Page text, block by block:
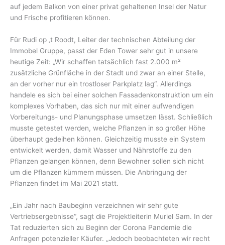
auf jedem Balkon von einer privat gehaltenen Insel der Natur
und Frische profitieren können.
Für Rudi op ‚t Roodt, Leiter der technischen Abteilung der
Immobel Gruppe, passt der Eden Tower sehr gut in unsere
heutige Zeit: „Wir schaffen tatsächlich fast 2.000 m²
zusätzliche Grünfläche in der Stadt und zwar an einer Stelle,
an der vorher nur ein trostloser Parkplatz lag“. Allerdings
handele es sich bei einer solchen Fassadenkonstruktion um ein
komplexes Vorhaben, das sich nur mit einer aufwendigen
Vorbereitungs- und Planungsphase umsetzen lässt. Schließlich
musste getestet werden, welche Pflanzen in so großer Höhe
überhaupt gedeihen können. Gleichzeitig musste ein System
entwickelt werden, damit Wasser und Nährstoffe zu den
Pflanzen gelangen können, denn Bewohner sollen sich nicht
um die Pflanzen kümmern müssen. Die Anbringung der
Pflanzen findet im Mai 2021 statt.
„Ein Jahr nach Baubeginn verzeichnen wir sehr gute
Vertriebsergebnisse“, sagt die Projektleiterin Muriel Sam. In der
Tat reduzierten sich zu Beginn der Corona Pandemie die
Anfragen potenzieller Käufer. „Jedoch beobachteten wir recht